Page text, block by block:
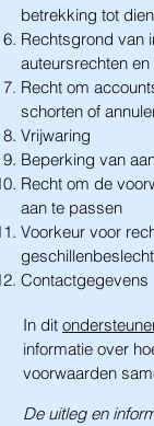
betrekking tot
Rechtsgrond van
auteursrechten en
Recht om
schorten of
Vrijwaring
Beperking van
Recht om de
aan te passen
Voorkeur voor
Contactgegevens
In dit
informatie over
voorwaarden
De uitleg en